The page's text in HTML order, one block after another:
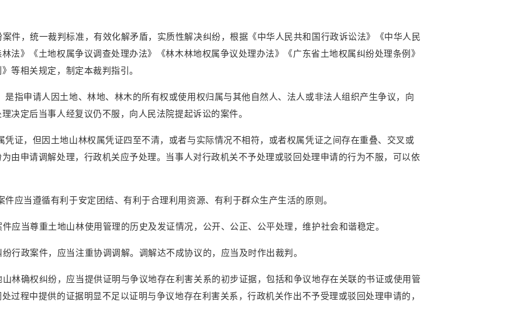
件，统一裁判标准，有效化解矛盾，实质性解决纠纷，根据《中华人民共和国行政诉讼法》《中华人民
法》《土地权属争议调查处理办法》《林木林地权属争议处理办法》《广东省土地权属纠纷处理条例》
等相关规定，制定本裁判指引。
是指申请人因土地、林地、林木的所有权或使用权归属与其他自然人、法人或非法人组织产生争议，向
决定后当事人经复议仍不服，向人民法院提起诉讼的案件。
凭证，但因土地山林权属凭证四至不清，或者与实际情况不相符，或者权属凭证之间存在重叠、交叉或
由申请调解处理，行政机关应予处理。当事人对行政机关不予处理或驳回处理申请的行为不服，可以依
应当遵循有利于安定团结、有利于合理利用资源、有利于群众生产生活的原则。
应当尊重土地山林使用管理的历史及发证情况，公开、公正、公平处理，维护社会和谐稳定。
行政案件，应当注重协调调解。调解达不成协议的，应当及时作出裁判。
林确权纠纷，应当提供证明与争议地存在利害关系的初步证据，包括和争议地存在关联的书证或使用管
过程中提供的证据明显不足以证明与争议地存在利害关系，行政机关作出不予受理或驳回处理申请的，